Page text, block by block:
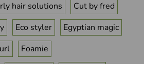
(1 avis)
hair solutions
Cut by fred
Eco styler
Egyptian magic
Foamie